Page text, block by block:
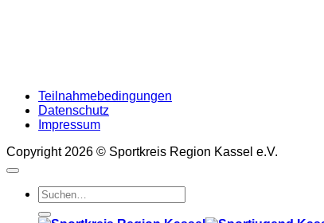
Teilnahmebedingungen
Datenschutz
Impressum
Copyright 2026 © Sportkreis Region Kassel e.V.